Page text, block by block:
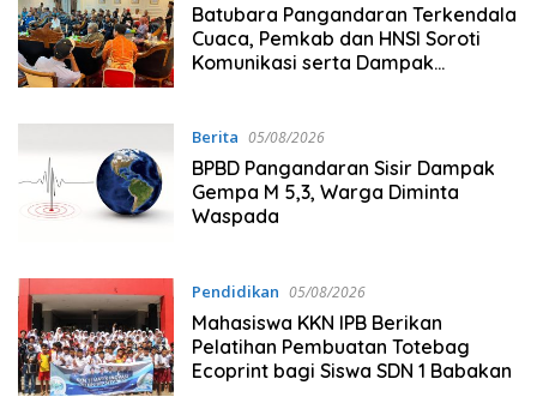
Batubara Pangandaran Terkendala
Cuaca, Pemkab dan HNSI Soroti
Komunikasi serta Dampak
Berita 05/08/2026
BPBD Pangandaran Sisir Dampak
Gempa M 5,3, Warga Diminta
Waspada
Pendidikan 05/08/2026
Mahasiswa KKN IPB Berikan
Pelatihan Pembuatan Totebag
Ecoprint bagi Siswa SDN 1 Babakan